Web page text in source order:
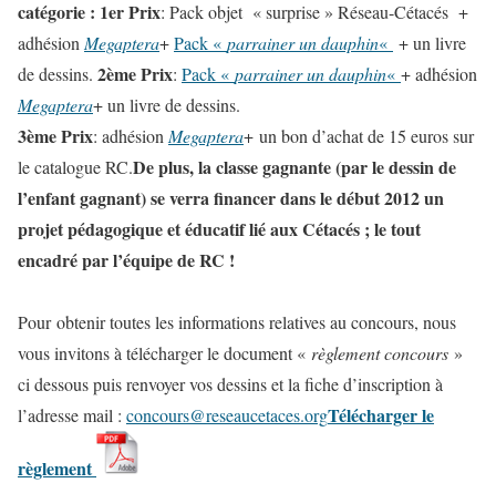
catégorie : 1er Prix: Pack objet « surprise » Réseau-Cétacés +
adhésionMegaptera+Pack « parrainer un dauphin« + un livre
de dessins. 2ème Prix: Pack « parrainer un dauphin« + adhésion
Megaptera+ un livre de dessins.
3ème Prix: adhésionMegaptera+ un bon d’achat de 15 euros sur
le catalogue RC.De plus, la classe gagnante (par le dessin de
l’enfant gagnant) se verra financer dans le début 2012 un
projet pédagogique et éducatif lié aux Cétacés ; le tout
encadré par l’équipe de RC !
Pour obtenir toutes les informations relatives au concours, nous
vous invitons à télécharger le document « règlement concours »
ci dessous puis renvoyer vos dessins et la fiche d’inscription à
l’adresse mail : concours@reseaucetaces.orgTélécharger le
règlement